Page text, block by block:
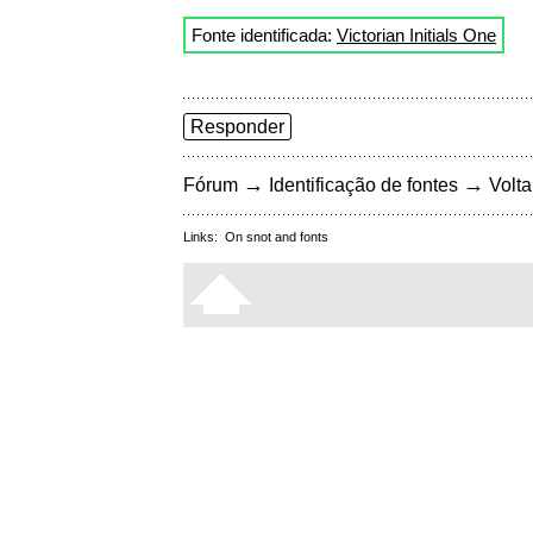
Fonte identificada: Victorian Initials One
Responder
Fórum → Identificação de fontes →
Links: On snot and fonts